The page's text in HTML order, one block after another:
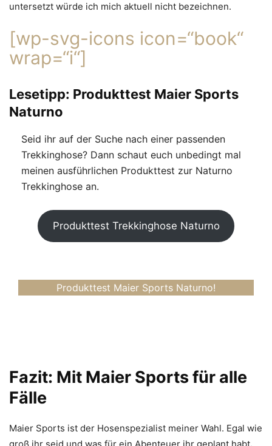
untersetzt würde ich mich aktuell nicht bezeichnen.
[wp-svg-icons icon=“book“
wrap=“i“]
Lesetipp: Produkttest Maier Sports
Naturno
Seid ihr auf der Suche nach einer passenden
Trekkinghose? Dann schaut euch unbedingt mal
meinen ausführlichen Produkttest zur Naturno
Trekkinghose an.
Produkttest Trekkinghose Naturno
Produkttest Maier Sports Naturno!
Fazit: Mit Maier Sports für alle
Fälle
Maier Sports ist der Hosenspezialist meiner Wahl. Egal wie